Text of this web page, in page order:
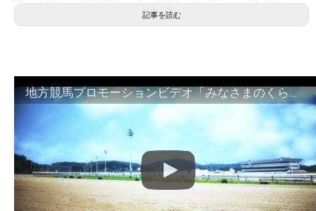
記事を読む
地方競馬プロモーションビデオ「みなさまのくらしのために」30秒篇｜NAR公式